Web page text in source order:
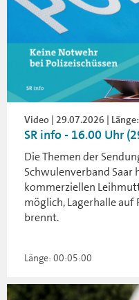
Video | 29.07.2026 |
SR info - 16.00 Uhr
Die Themen der
Schwulenverband
kommerziellen
möglich, Lagerhalle
brennt.
Länge: 00:05:00